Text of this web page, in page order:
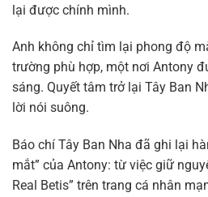
lại được chính mình.
Anh không chỉ tìm lại phong độ
trường phù hợp, một nơi Antony
sáng. Quyết tâm trở lại Tây Ban
lời nói suông.
Báo chí Tây Ban Nha đã ghi lại
mắt” của Antony: từ việc giữ
Real Betis” trên trang cá nhân